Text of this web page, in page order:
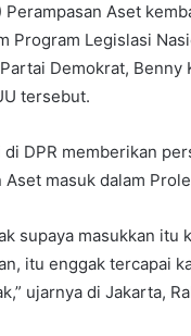
Perampasan Aset
Program Legislasi
Demokrat,
tersebut.
DPR memberikan
masuk dalam
supaya masukkan
itu enggak tercapai
ujarnya di Jakarta,